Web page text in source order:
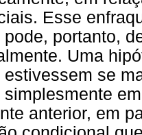
Esse
portanto,
Uma
estivessem se
simplesmente
anterior, em